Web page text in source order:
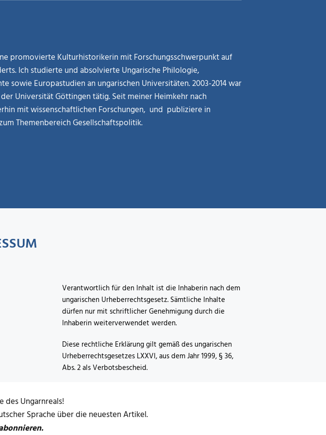
promovierte Kulturhistorikerin mit Forschungsschwerpunkt auf
Ich studierte und absolvierte Ungarische Philologie,
sowie Europastudien an ungarischen Universitäten. 2003-2014 war
Universität Göttingen tätig. Seit meiner Heimkehr nach
mit wissenschaftlichen Forschungen, und publiziere in
Themenbereich Gesellschaftspolitik.
Verantwortlich für den Inhalt ist die Inhaberin nach dem
ungarischen Urheberrechtsgesetz. Sämtliche Inhalte
dürfen nur mit schriftlicher Genehmigung durch die
Inhaberin weiterverwendet werden.
Diese rechtliche Erklärung gilt gemäß des ungarischen
Urheberrechtsgesetzes LXXVI, aus dem Jahr 1999, § 36,
Abs. 2 als Verbotsbescheid.
des Ungarnreals!
Sprache über die neuesten Artikel.